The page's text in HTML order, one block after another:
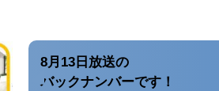
8月13日放送の
バックナンバーです！